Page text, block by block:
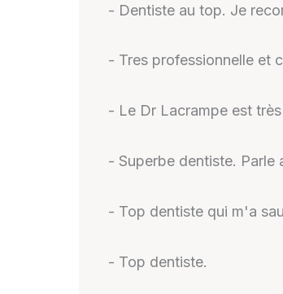
- Dentiste au top. Je
- Tres professionnelle et
- Le Dr Lacrampe est
- Superbe dentiste. Parle
- Top dentiste qui m'a
- Top dentiste.